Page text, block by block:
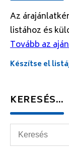
Az
listához és
Tovább az
Készítse el
KERESÉS…